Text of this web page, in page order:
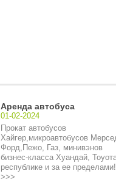
Аренда автобуса
01-02-2024
Прокат автобусов
Хайгер,микроавтобусов
Форд,Пежо, Газ, минивэнов
бизнес-класса Хуандай,
республике и за ее
>>>